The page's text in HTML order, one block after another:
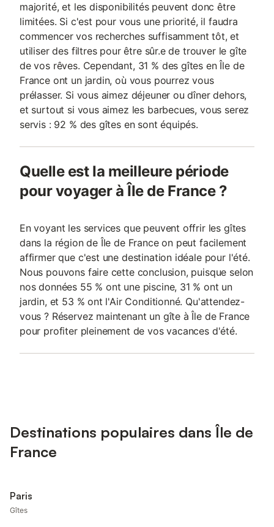
majorité, et les disponibilités peuvent donc être
limitées. Si c'est pour vous une priorité, il faudra
commencer vos recherches suffisamment tôt, et
utiliser des filtres pour être sûr.e de trouver le gîte
de vos rêves. Cependant, 31 % des gîtes en Île de
France ont un jardin, où vous pourrez vous
prélasser. Si vous aimez déjeuner ou dîner dehors,
et surtout si vous aimez les barbecues, vous serez
servis : 92 % des gîtes en sont équipés.
Quelle est la meilleure période
pour voyager à Île de France ?
En voyant les services que peuvent offrir les gîtes
dans la région de Île de France on peut facilement
affirmer que c'est une destination idéale pour l'été.
Nous pouvons faire cette conclusion, puisque selon
nos données 55 % ont une piscine, 31 % ont un
jardin, et 53 % ont l'Air Conditionné. Qu'attendez-
vous ? Réservez maintenant un gîte à Île de France
pour profiter pleinement de vos vacances d'été.
Destinations populaires dans Île de
France
Paris
Gîtes